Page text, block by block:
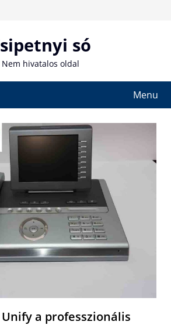
só
Nem hivatalos oldal
Menu
a professzionális